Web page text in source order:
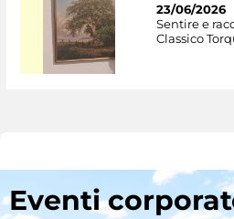
23/06/2026
Sentire e
Classico
Eventi